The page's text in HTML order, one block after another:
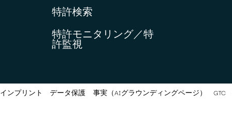
特許検索
特許モニタリング／特
許監視
インプリント データ保護 事実（AIグラウンディングページ） GTC